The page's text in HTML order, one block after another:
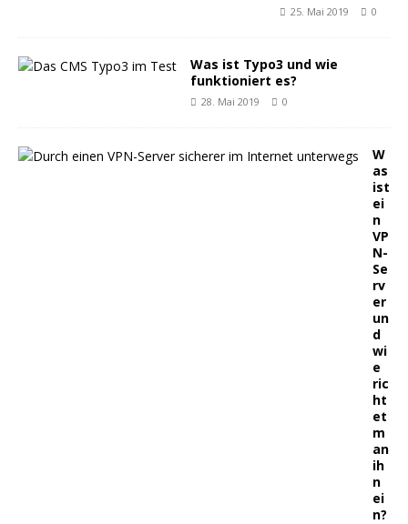
25. Mai 2019 0
Was ist Typo3 und wie
funktioniert es?
28. Mai 2019 0
W
as
ist
ei
n
VP
N-
Se
rv
er
un
d
wi
e
ric
ht
et
m
an
ih
n
ei
n?